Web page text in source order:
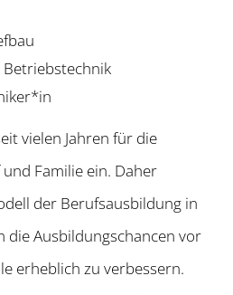
vielen Jahren für die
Familie ein. Daher
der Berufsausbildung in
die Ausbildungschancen vor
erheblich zu verbessern.